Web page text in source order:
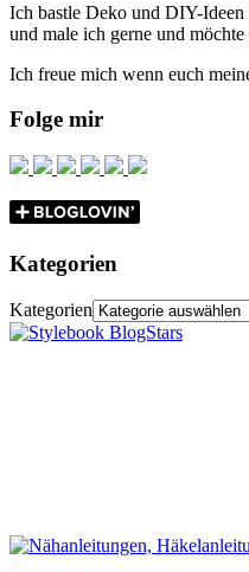
Ich bastle Deko und DIY-
und male ich gerne und
Ich freue mich wenn euch
Folge mir
Kategorien
Kategorien